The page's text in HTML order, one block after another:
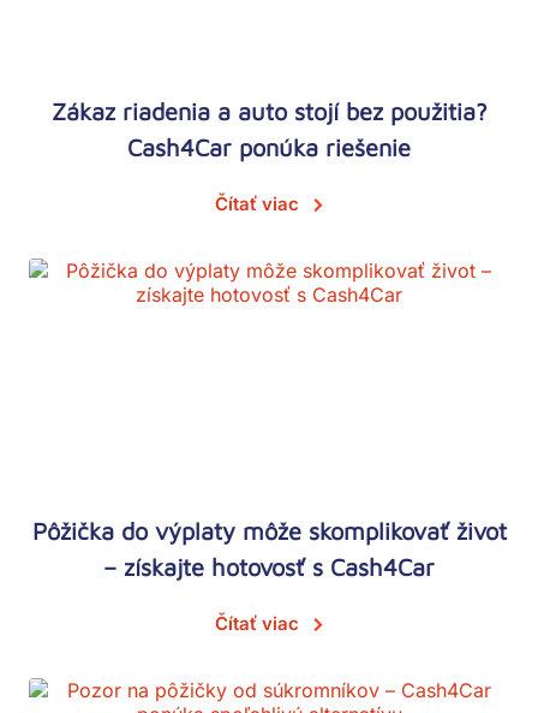
Zákaz riadenia a auto stojí bez použitia?
Cash4Car ponúka riešenie
Čítať viac
Pôžička do výplaty môže skomplikovať život
– získajte hotovosť s Cash4Car
Čítať viac